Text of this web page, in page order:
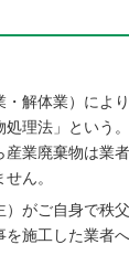
解体業）によ
処理法」という。
産業廃棄物は業
ん。
がご自身で秩
施工した業者